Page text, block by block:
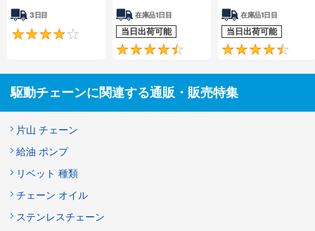
3日目
4.2
在庫品1日目
当日出荷可能
4.5
在庫品1日目
当日出荷可能
駆動チェーンに関連する通販・販売特集
片山 チェーン
給油 ポンプ
リベット 種類
チェーン オイル
ステンレスチェーン